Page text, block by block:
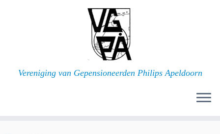
Vereniging van Gepensioneerden Philips Apeldoorn